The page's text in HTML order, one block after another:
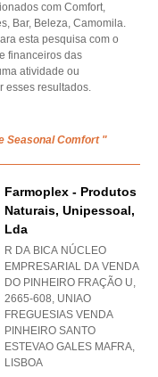
com Comfort,
Bar, Beleza, Camomila.
esta pesquisa com o
financeiros das
atividade ou
esses resultados.
Seasonal Comfort "
Farmoplex - Produtos
Naturais, Unipessoal,
Lda
R DA BICA NÚCLEO
EMPRESARIAL DA VENDA
DO PINHEIRO FRAÇÃO U,
2665-608, UNIAO
FREGUESIAS VENDA
PINHEIRO SANTO
ESTEVAO GALES MAFRA,
LISBOA